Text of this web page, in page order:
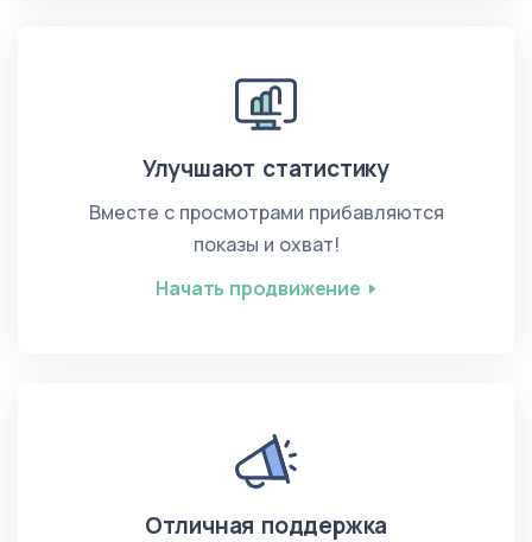
Улучшают статистику
Вместе с просмотрами прибавляются
показы и охват!
Начать продвижение
Отличная поддержка